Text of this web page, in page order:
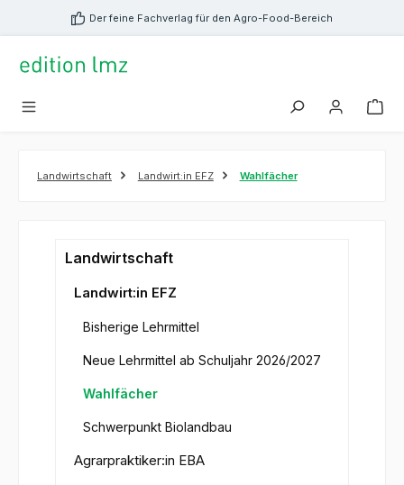
springen Der feine Fachverlag für den Agro-Food-Bereich
Landwirtschaft Landwirt:in EFZ Wahlfächer
Landwirtschaft
Landwirt:in EFZ
Bisherige Lehrmittel
Neue Lehrmittel ab Schuljahr 2026/2027
Wahlfächer
Schwerpunkt Biolandbau
Agrarpraktiker:in EBA